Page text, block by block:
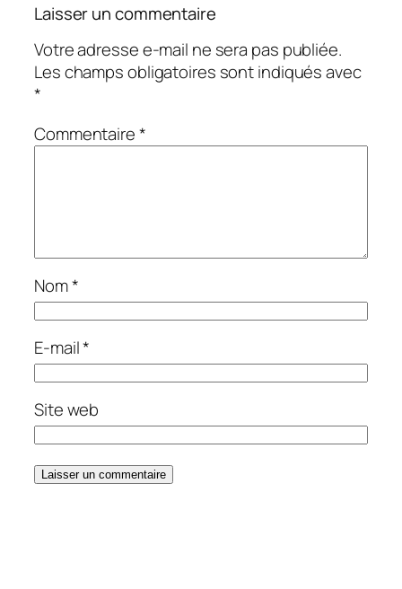
Laisser un commentaire
Votre adresse e-mail ne sera pas publiée.
Les champs obligatoires sont indiqués avec
*
Commentaire*
Nom*
E-mail*
Site web